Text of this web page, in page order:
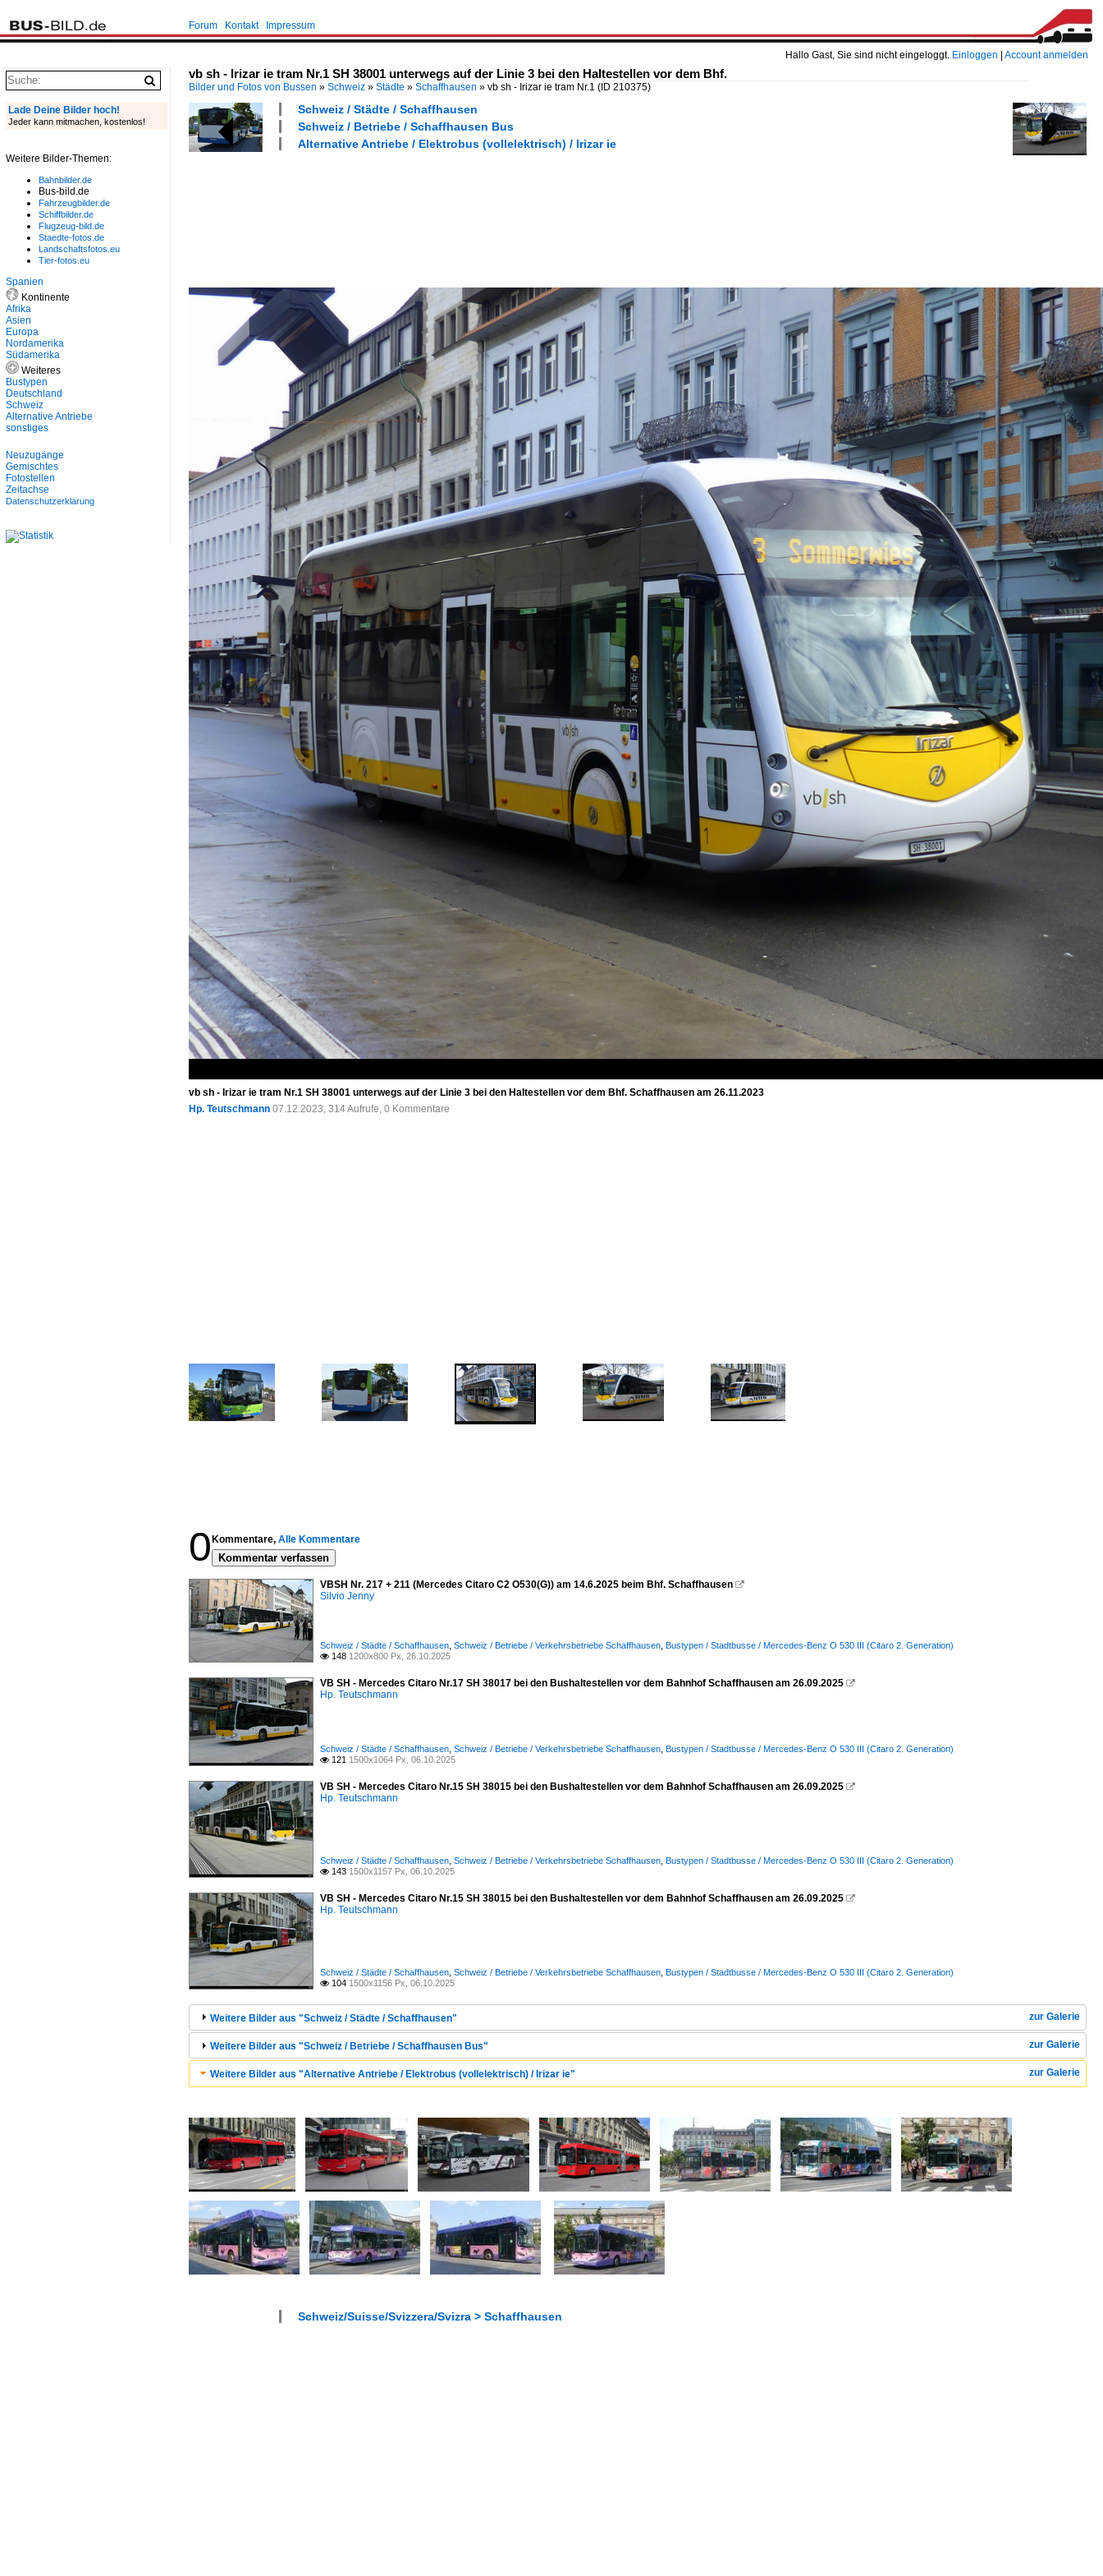
Hallo Gast, Sie sind nicht eingeloggt. Einloggen Account anmelden
Forum Kontakt Impressum
vb sh - Irizar ie tram Nr.1 SH 38001 unterwegs auf der Linie 3 bei den Haltestellen vor dem Bhf.
Bilder und Fotos von Bussen » Schweiz » Städte » Schaffhausen » vb sh - Irizar ie tram Nr.1 (ID 210375)
Schweiz / Städte / Schaffhausen
Schweiz / Betriebe / Schaffhausen Bus
Alternative Antriebe / Elektrobus (vollelektrisch) / Irizar ie
vb sh - Irizar ie tram Nr.1 SH 38001 unterwegs auf der Linie 3 bei den Haltestellen vor dem Bhf. Schaffhausen am 26.11.2023
Hp. Teutschmann 07.12.2023, 314 Aufrufe, 0 Kommentare
0 Kommentare, Alle Kommentare
Kommentar verfassen
VBSH Nr. 217 + 211 (Mercedes Citaro C2 O530(G)) am 14.6.2025 beim Bhf. Schaffhausen 
Silvio Jenny
Schweiz / Städte / Schaffhausen Schweiz / Betriebe / Verkehrsbetriebe Schaffhausen Bustypen / Stadtbusse / Mercedes-Benz O 530 III (Citaro 2. Generation)
 148 1200x800 Px, 26.10.2025
VB SH - Mercedes Citaro Nr.17 SH 38017 bei den Bushaltestellen vor dem Bahnhof Schaffhausen am 26.09.2025 
Hp. Teutschmann
Schweiz / Städte / Schaffhausen Schweiz / Betriebe / Verkehrsbetriebe Schaffhausen Bustypen / Stadtbusse / Mercedes-Benz O 530 III (Citaro 2. Generation)
 121 1500x1064 Px, 06.10.2025
VB SH - Mercedes Citaro Nr.15 SH 38015 bei den Bushaltestellen vor dem Bahnhof Schaffhausen am 26.09.2025 
Hp. Teutschmann
Schweiz / Städte / Schaffhausen Schweiz / Betriebe / Verkehrsbetriebe Schaffhausen Bustypen / Stadtbusse / Mercedes-Benz O 530 III (Citaro 2. Generation)
 143 1500x1157 Px, 06.10.2025
VB SH - Mercedes Citaro Nr.15 SH 38015 bei den Bushaltestellen vor dem Bahnhof Schaffhausen am 26.09.2025 
Hp. Teutschmann
Schweiz / Städte / Schaffhausen Schweiz / Betriebe / Verkehrsbetriebe Schaffhausen Bustypen / Stadtbusse / Mercedes-Benz O 530 III (Citaro 2. Generation)
 104 1500x1156 Px, 06.10.2025
zur Galerie
Weitere Bilder aus "Schweiz / Städte / Schaffhausen"
zur Galerie
Weitere Bilder aus "Schweiz / Betriebe / Schaffhausen Bus"
zur Galerie
Weitere Bilder aus "Alternative Antriebe / Elektrobus (vollelektrisch) / Irizar ie"
Schweiz/Suisse/Svizzera/Svizra > Schaffhausen
Lade Deine Bilder hoch!
Jeder kann mitmachen, kostenlos!
Weitere Bilder-Themen:
Bahnbilder.de
Bus-bild.de
Fahrzeugbilder.de
Schiffbilder.de
Flugzeug-bild.de
Staedte-fotos.de
Landschaftsfotos.eu
Tier-fotos.eu
Spanien
Kontinente
Afrika
Asien
Europa
Nordamerika
Südamerika
Weiteres
Bustypen
Deutschland
Schweiz
Alternative Antriebe
sonstiges
Neuzugänge
Gemischtes
Fotostellen
Zeitachse
Datenschutzerklärung